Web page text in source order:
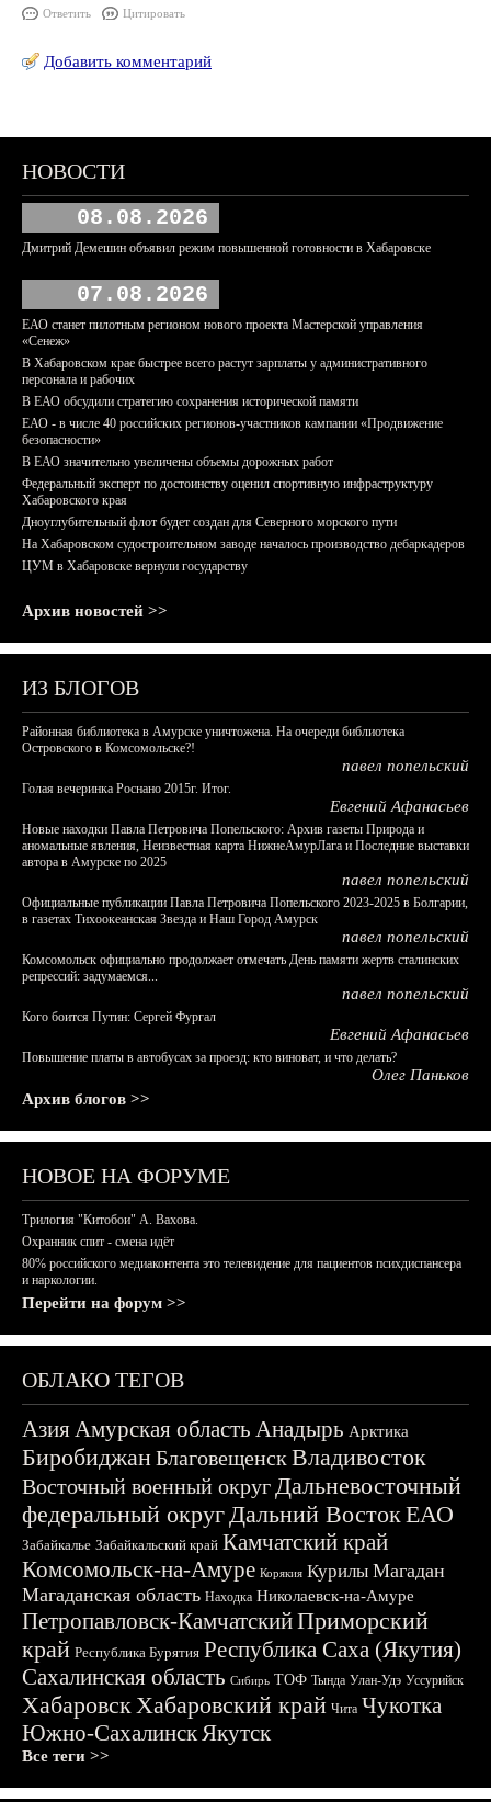
Ответить Цитировать
Добавить комментарий
НОВОСТИ
08.08.2026
Дмитрий Демешин объявил режим повышенной готовности в Хабаровске
07.08.2026
ЕАО станет пилотным регионом нового проекта Мастерской управления
«Сенеж»
В Хабаровском крае быстрее всего растут зарплаты у административного
персонала и рабочих
В ЕАО обсудили стратегию сохранения исторической памяти
ЕАО - в числе 40 российских регионов-участников кампании «Продвижение
безопасности»
В ЕАО значительно увеличены объемы дорожных работ
Федеральный эксперт по достоинству оценил спортивную инфраструктуру
Хабаровского края
Дноуглубительный флот будет создан для Северного морского пути
На Хабаровском судостроительном заводе началось производство дебаркадеров
ЦУМ в Хабаровске вернули государству
Архив новостей >>
ИЗ БЛОГОВ
Районная библиотека в Амурске уничтожена. На очереди библиотека
Островского в Комсомольске?!
павел попельский
Голая вечеринка Роснано 2015г. Итог.
Евгений Афанасьев
Новые находки Павла Петровича Попельского: Архив газеты Природа и
аномальные явления, Неизвестная карта НижнеАмурЛага и Последние выставки
автора в Амурске по 2025
павел попельский
Официальные публикации Павла Петровича Попельского 2023-2025 в Болгарии,
в газетах Тихоокеанская Звезда и Наш Город Амурск
павел попельский
Комсомольск официально продолжает отмечать День памяти жертв сталинских
репрессий: задумаемся...
павел попельский
Кого боится Путин: Сергей Фургал
Евгений Афанасьев
Повышение платы в автобусах за проезд: кто виноват, и что делать?
Олег Паньков
Архив блогов >>
НОВОЕ НА ФОРУМЕ
Трилогия "Китобои" А. Вахова.
Охранник спит - смена идёт
80% российского медиаконтента это телевидение для пациентов психдиспансера
и наркологии.
Перейти на форум >>
ОБЛАКО ТЕГОВ
АзияАмурская область Анадырь Арктика
БиробиджанБлаговещенскВладивосток
Восточный военный округДальневосточный
федеральный округДальний ВостокЕАО
Забайкалье Забайкальский край Камчатский край
Комсомольск-на-Амуре Корякия Курилы Магадан
Магаданская область Находка Николаевск-на-Амуре
Петропавловск-КамчатскийПриморский
край Республика Бурятия Республика Саха (Якутия)
Сахалинская область Сибирь ТОФ Тында Улан-Удэ Уссурийск
ХабаровскХабаровский край Чита Чукотка
Южно-СахалинскЯкутск
Все теги >>